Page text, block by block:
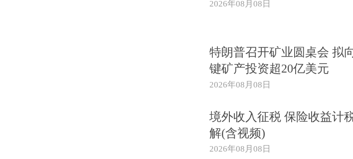
2026年08月08日
特朗普召开矿业圆桌会 拟
键矿产投资超20亿美元
2026年08月08日
境外收入征税 保险收益计
解(含视频)
2026年08月08日